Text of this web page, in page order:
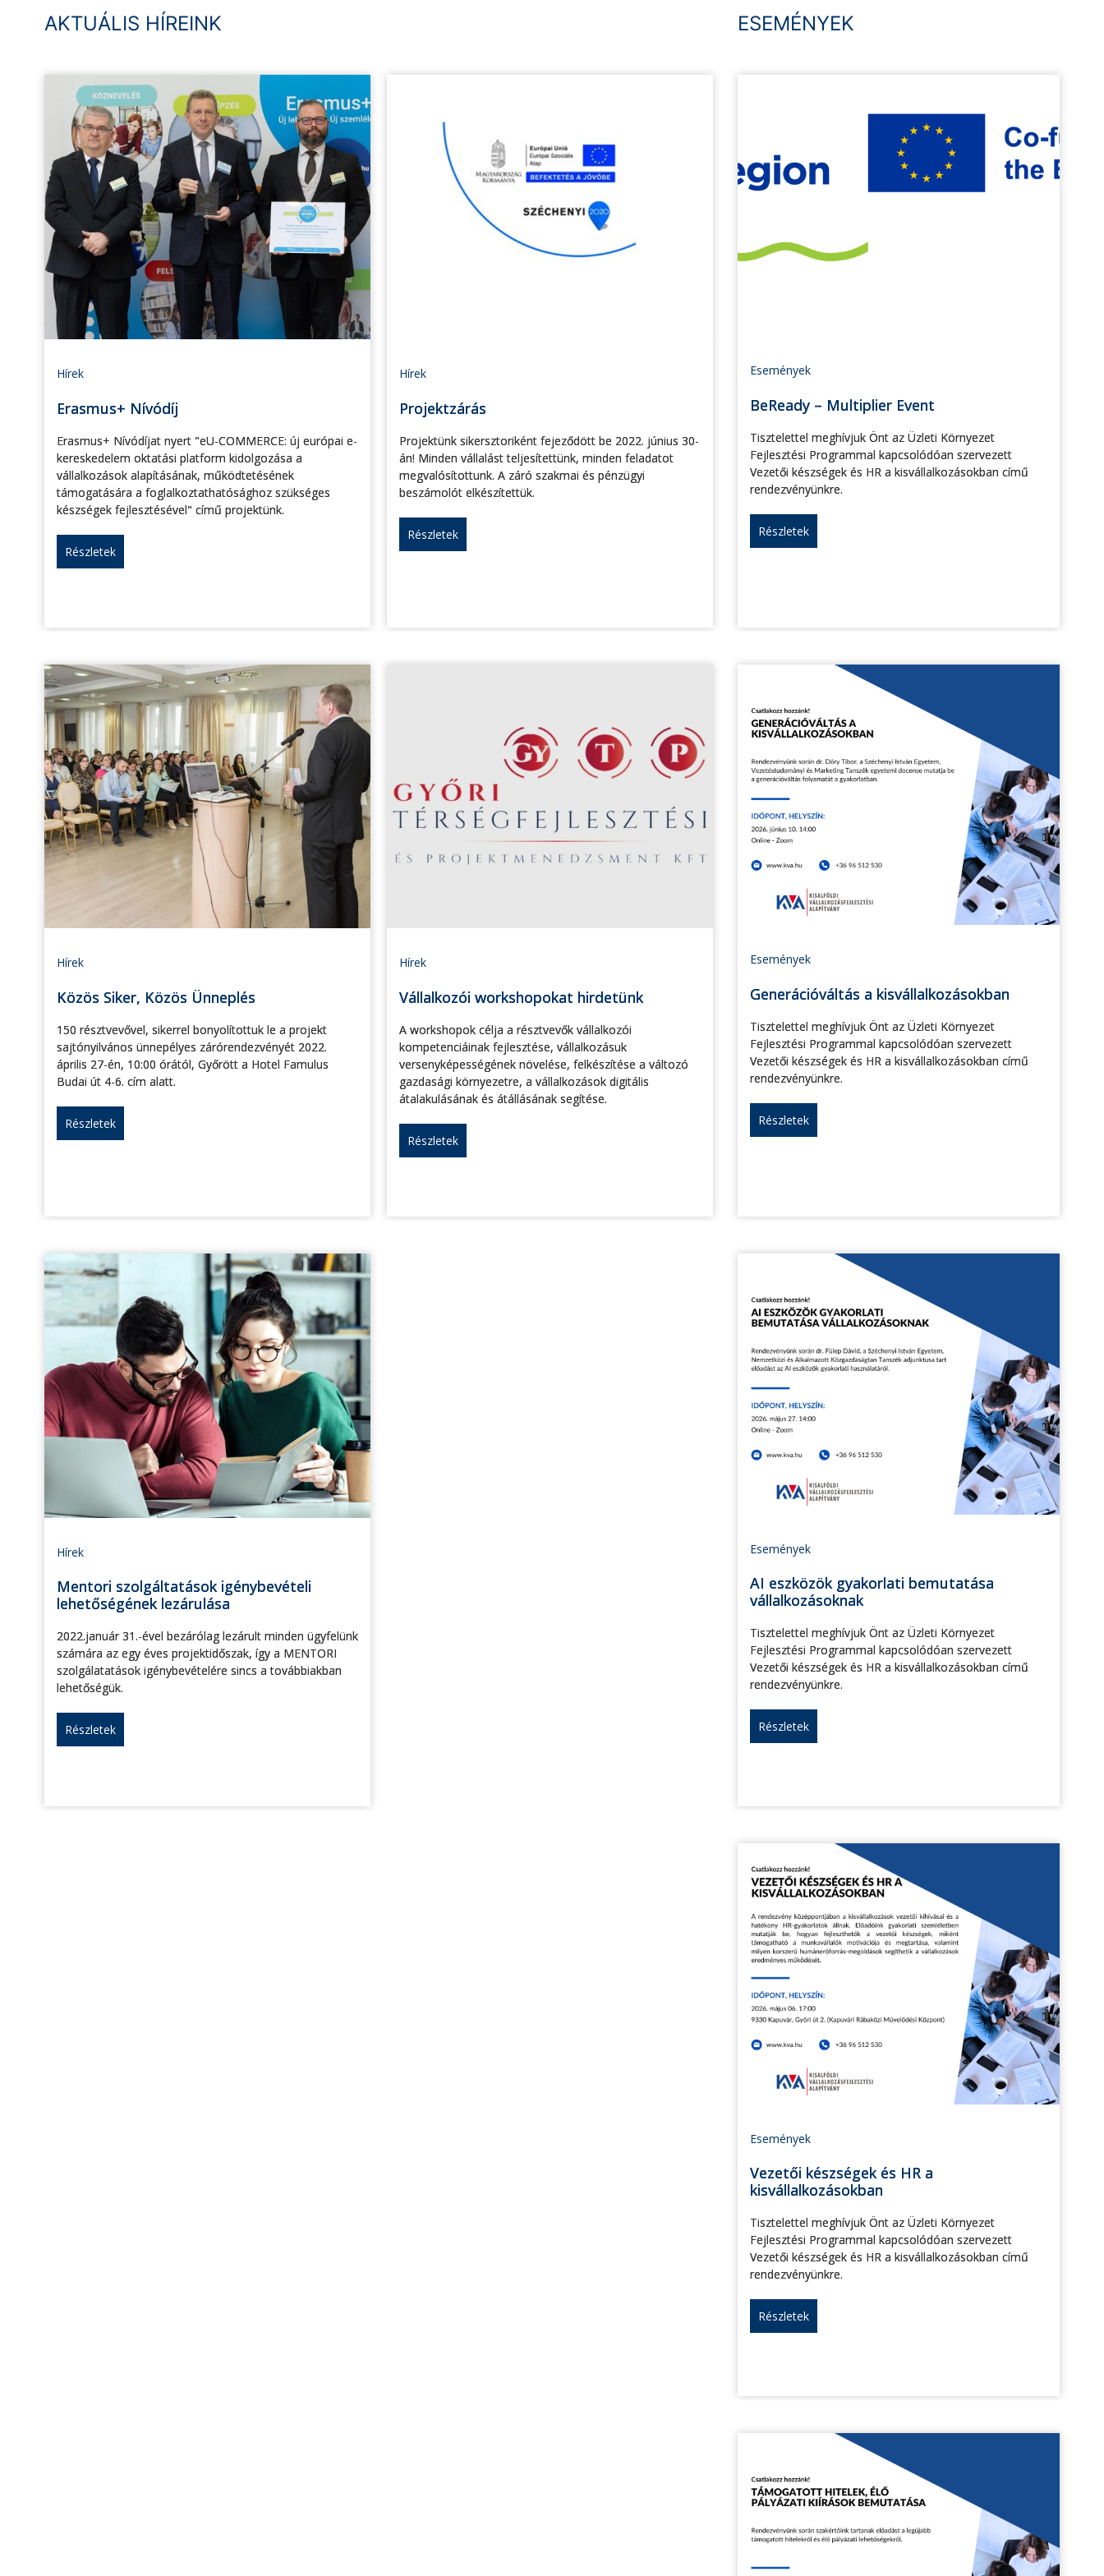
AKTUÁLIS HÍREINK
Hírek
Erasmus+ Nívódíj
Erasmus+ Nívódíjat nyert "eU-COMMERCE: új európai e-
kereskedelem oktatási platform kidolgozása a
vállalkozások alapításának, működtetésének
támogatására a foglalkoztathatósághoz szükséges
készségek fejlesztésével" című projektünk.
Részletek
Hírek
Projektzárás
Projektünk sikersztoriként fejeződött be 2022. június 30-
án! Minden vállalást teljesítettünk, minden feladatot
megvalósítottunk. A záró szakmai és pénzügyi
beszámolót elkészítettük.
Részletek
Hírek
Közös Siker, Közös Ünneplés
150 résztvevővel, sikerrel bonyolítottuk le a projekt
sajtónyilvános ünnepélyes zárórendezvényét 2022.
április 27-én, 10:00 órától, Győrött a Hotel Famulus
Budai út 4-6. cím alatt.
Részletek
Hírek
Vállalkozói workshopokat hirdetünk
A workshopok célja a résztvevők vállalkozói
kompetenciáinak fejlesztése, vállalkozásuk
versenyképességének növelése, felkészítése a változó
gazdasági környezetre, a vállalkozások digitális
átalakulásának és átállásának segítése.
Részletek
Hírek
Mentori szolgáltatások igénybevételi
lehetőségének lezárulása
2022.január 31.-ével bezárólag lezárult minden ügyfelünk
számára az egy éves projektidőszak, így a MENTORI
szolgálatatások igénybevételére sincs a továbbiakban
lehetőségük.
Részletek
ESEMÉNYEK
Események
BeReady – Multiplier Event
Tisztelettel meghívjuk Önt az Üzleti Környezet
Fejlesztési Programmal kapcsolódóan szervezett
Vezetői készségek és HR a kisvállalkozásokban című
rendezvényünkre.
Részletek
Események
Generációváltás a kisvállalkozásokban
Tisztelettel meghívjuk Önt az Üzleti Környezet
Fejlesztési Programmal kapcsolódóan szervezett
Vezetői készségek és HR a kisvállalkozásokban című
rendezvényünkre.
Részletek
Események
AI eszközök gyakorlati bemutatása
vállalkozásoknak
Tisztelettel meghívjuk Önt az Üzleti Környezet
Fejlesztési Programmal kapcsolódóan szervezett
Vezetői készségek és HR a kisvállalkozásokban című
rendezvényünkre.
Részletek
Események
Vezetői készségek és HR a
kisvállalkozásokban
Tisztelettel meghívjuk Önt az Üzleti Környezet
Fejlesztési Programmal kapcsolódóan szervezett
Vezetői készségek és HR a kisvállalkozásokban című
rendezvényünkre.
Részletek